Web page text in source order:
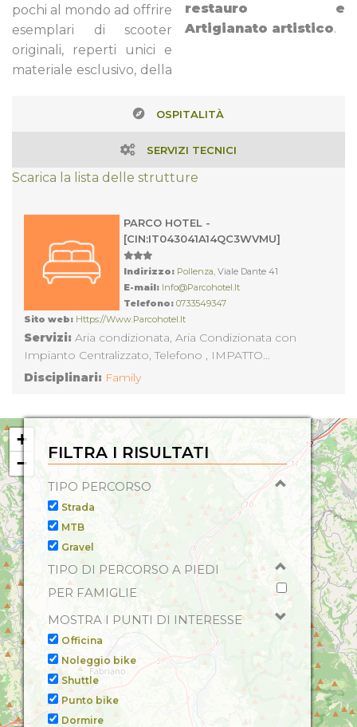
pochi al mondo ad offrire
esemplari di scooter
originali, reperti unici e
materiale esclusivo, della
restauro e
Artigianato artistico.
OSPITALITÀ
SERVIZI TECNICI
Scarica la lista delle strutture
PARCO HOTEL -
[CIN:IT043041A14QC3WVMU]
Indirizzo: Pollenza, Viale Dante 41
E-mail: Info@parcohotel.it
Telefono: 0733549347
Sito web: Https://www.parcohotel.it
Servizi: Aria condizionata, Aria Condizionata con
Impianto Centralizzato, Telefono , IMPATTO
AMBIENTALE: ISO 14001:2004, Accessibili a persone
Accettazione Animali Domestici, Accettazione Gruppi,
Servizio FAX, Servizio Fotocopie, Riscaldamento
Centralizzato, Somministrazione alcolici, Riscaldamento,
Asciugacapelli, Somministrazione alimenti,
Somministrazione bevande, Servizio Congressi,
Telefono in camera,
Disciplinari: Family
+
−
FILTRA I RISULTATI
TIPO PERCORSO
Strada
MTB
Gravel
TIPO DI PERCORSO A PIEDI
PER FAMIGLIE
MOSTRA I PUNTI DI INTERESSE
Officina
Noleggio bike
Shuttle
Punto bike
Dormire